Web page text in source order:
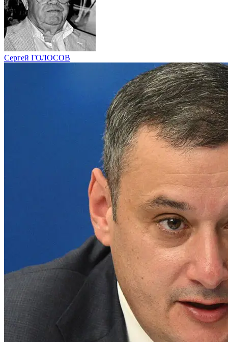
Сергей ГОЛОСОВ